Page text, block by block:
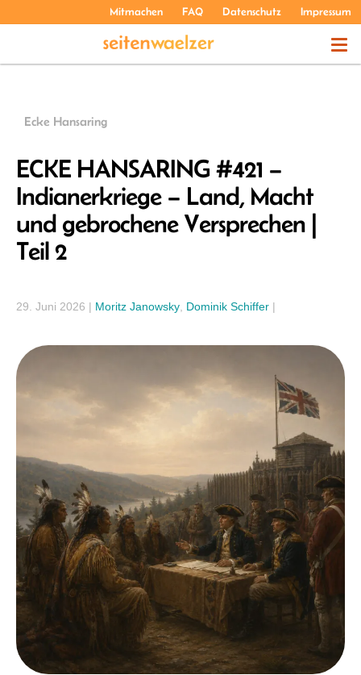
Mitmachen FAQ Datenschutz Impressum
ÜBER UNS
Ecke Hansaring
ECKE HANSARING #421 –
Indianerkriege – Land, Macht
und gebrochene Versprechen |
Teil 2
29. Juni 2026 | Moritz Janowsky Dominik Schiffer |